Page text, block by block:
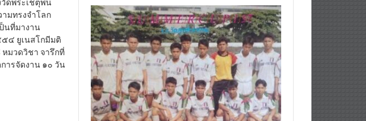
ดพระเชตุพน
มทรงจำโลก
นที่มางาน
๕๔ ยูเนสโกมีมติ
มวดวิชา จารึกที่
ารจัดงาน ๑๐ วัน